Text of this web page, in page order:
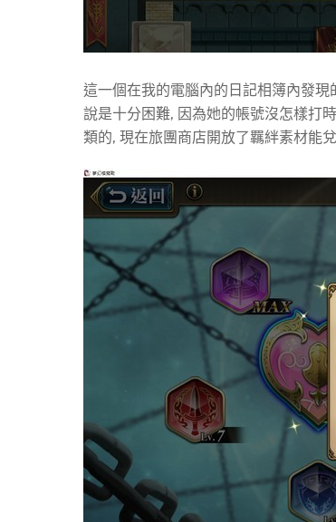
這一個在我的電腦內的日記相簿內發
說是十分困難, 因為她的帳號沒怎樣打
類的, 現在旅團商店開放了羈絆素材能